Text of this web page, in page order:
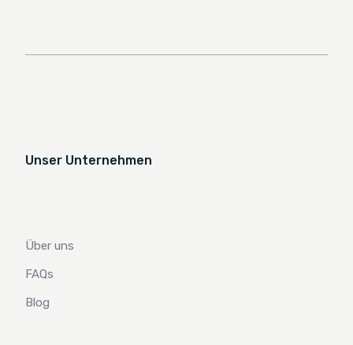
Unser Unternehmen
Über uns
FAQs
Blog